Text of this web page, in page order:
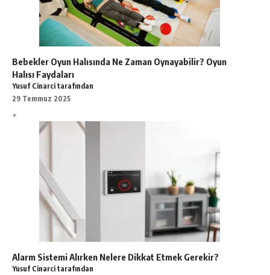
Bebekler Oyun Halısında Ne Zaman Oynayabilir? Oyun
Halısı Faydaları
Yusuf Cinarci tarafından
29 Temmuz 2025
Alarm Sistemi Alırken Nelere Dikkat Etmek Gerekir?
Yusuf Cinarci tarafından